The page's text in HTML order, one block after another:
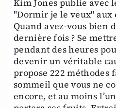
Kim Jones publie avec
"Dormir je le veux" aux
Quand avez-vous bien
dernière fois ? Se
pendant des heures
devenir un véritable
propose 222 méthodes
sommeil que vous ne
encore, et au moins